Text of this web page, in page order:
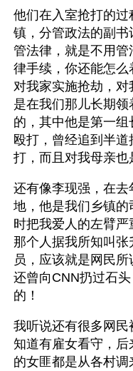
他们在入室抢打的
镇，分管政法的副书
管法律，就是不用
律手续，你还能怎么
对我家实施抢劫，
是在我们那儿长期
的，其中他是第一
殴打，曾经追到半
打，而且对我母亲也
还有像李现强，在
地，他是我们乡镇
时把我爱人的左臂
那个人据我所知叫张
员，应该就是网民
还曾向CNN扔过石
的！
我听说还有很多网
知道有雇女看守，
的女匪都是从各村调